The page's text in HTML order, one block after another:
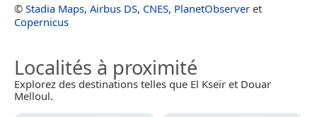
© Stadia Maps, Airbus DS, CNES, PlanetObserver et
Copernicus
Localités à proximité
Explorez des destinations telles que El Kseïr et Douar
Melloul.